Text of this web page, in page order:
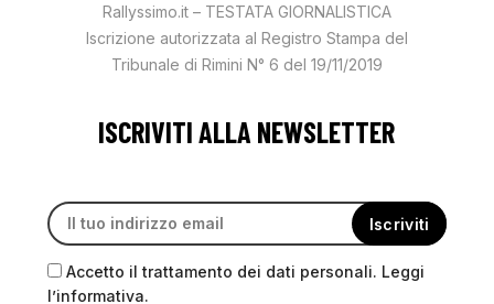
Rallyssimo.it – TESTATA GIORNALISTICA
Iscrizione autorizzata al Registro Stampa del
Tribunale di Rimini N° 6 del 19/11/2019
ISCRIVITI ALLA NEWSLETTER
Accetto il trattamento dei dati personali. Leggi
l’informativa.